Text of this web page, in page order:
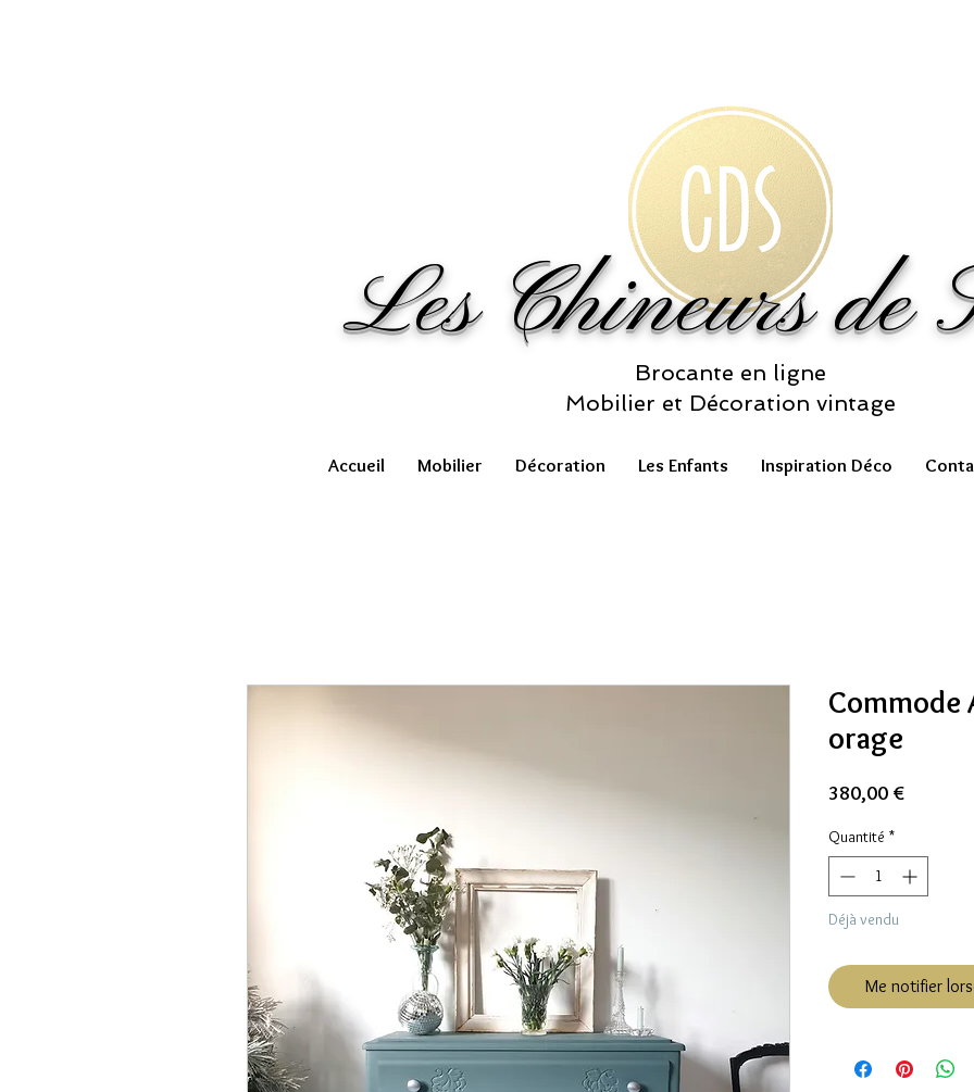
Les Chineurs de
Brocante en ligne
Mobilier et Décoration vintage
Accueil Mobilier Décoration Les Enfants Inspiration Déco
Commode
orage
380,00 €Prix
Quantité *
Déjà vendu
Me notifier